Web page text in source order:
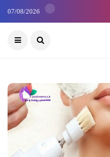
07/08/2026